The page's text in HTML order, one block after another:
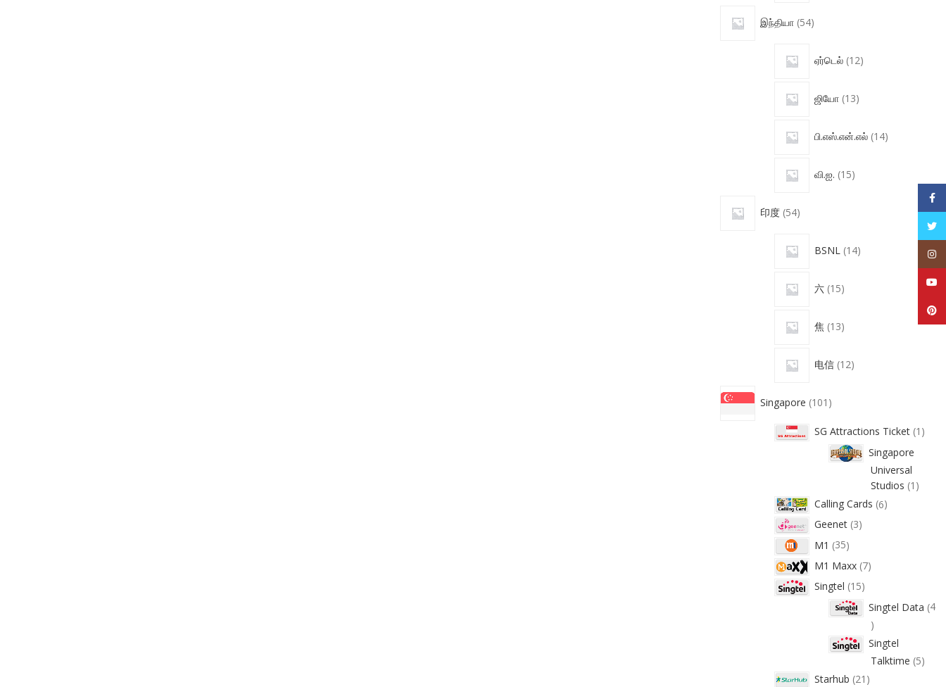
இந்தியா 54
ஏர்டெல் 12
ஜியோ 13
பி.எஸ்.என்.எல் 14
வி.ஐ. 15
印度 54
BSNL 14
六 15
焦 13
电信 12
Singapore 101
SG Attractions Ticket 1
Singapore
Universal
Studios 1
Calling Cards 6
Geenet 3
M1
35
M1 Maxx 7
Singtel 15
Singtel Data 4
Singtel
Talktime 5
Starhub 21